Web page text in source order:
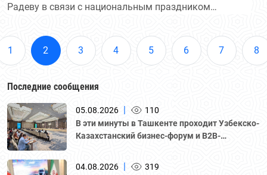
Радеву в связи с национальным праздником
1 2 3 4 5 6 7 8
Последние сообщения
05.08.2026 |
110
В эти минуты в Ташкенте проходит Узбекско-
Казахстанский бизнес-форум и B2B-
Национальной палатой предпринимателей
Казахстана "Атамекен."
04.08.2026 |
319